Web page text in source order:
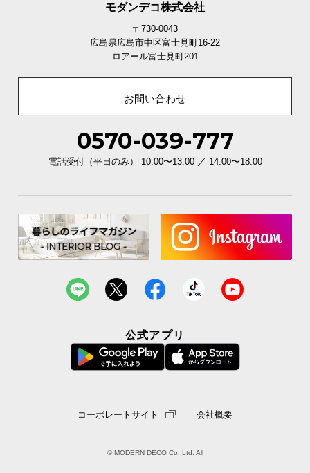
約20㎏ 約100㎏
モダンデコ株式会社
〒730-0043
広島県広島市中区富士見町16-22
ロアール富士見町201
お問い合わせ
0570-039-777
電話受付（平日のみ） 10:00〜13:00 ／ 14:00〜18:00
公式アプリ
コーポレートサイト 会社概要
© MODERN DECO Co.,Ltd. All